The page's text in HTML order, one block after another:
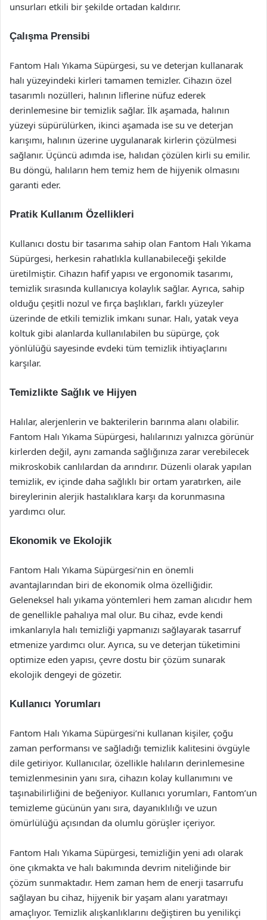
unsurları etkili bir şekilde ortadan kaldırır.
Çalışma Prensibi
Fantom Halı Yıkama Süpürgesi, su ve deterjan kullanarak
halı yüzeyindeki kirleri tamamen temizler. Cihazın özel
tasarımlı nozülleri, halının liflerine nüfuz ederek
derinlemesine bir temizlik sağlar. İlk aşamada, halının
yüzeyi süpürülürken, ikinci aşamada ise su ve deterjan
karışımı, halının üzerine uygulanarak kirlerin çözülmesi
sağlanır. Üçüncü adımda ise, halıdan çözülen kirli su emilir.
Bu döngü, halıların hem temiz hem de hijyenik olmasını
garanti eder.
Pratik Kullanım Özellikleri
Kullanıcı dostu bir tasarıma sahip olan Fantom Halı Yıkama
Süpürgesi, herkesin rahatlıkla kullanabileceği şekilde
üretilmiştir. Cihazın hafif yapısı ve ergonomik tasarımı,
temizlik sırasında kullanıcıya kolaylık sağlar. Ayrıca, sahip
olduğu çeşitli nozul ve fırça başlıkları, farklı yüzeyler
üzerinde de etkili temizlik imkanı sunar. Halı, yatak veya
koltuk gibi alanlarda kullanılabilen bu süpürge, çok
yönlülüğü sayesinde evdeki tüm temizlik ihtiyaçlarını
karşılar.
Temizlikte Sağlık ve Hijyen
Halılar, alerjenlerin ve bakterilerin barınma alanı olabilir.
Fantom Halı Yıkama Süpürgesi, halılarınızı yalnızca görünür
kirlerden değil, aynı zamanda sağlığınıza zarar verebilecek
mikroskobik canlılardan da arındırır. Düzenli olarak yapılan
temizlik, ev içinde daha sağlıklı bir ortam yaratırken, aile
bireylerinin alerjik hastalıklara karşı da korunmasına
yardımcı olur.
Ekonomik ve Ekolojik
Fantom Halı Yıkama Süpürgesi’nin en önemli
avantajlarından biri de ekonomik olma özelliğidir.
Geleneksel halı yıkama yöntemleri hem zaman alıcıdır hem
de genellikle pahalıya mal olur. Bu cihaz, evde kendi
imkanlarıyla halı temizliği yapmanızı sağlayarak tasarruf
etmenize yardımcı olur. Ayrıca, su ve deterjan tüketimini
optimize eden yapısı, çevre dostu bir çözüm sunarak
ekolojik dengeyi de gözetir.
Kullanıcı Yorumları
Fantom Halı Yıkama Süpürgesi’ni kullanan kişiler, çoğu
zaman performansı ve sağladığı temizlik kalitesini övgüyle
dile getiriyor. Kullanıcılar, özellikle halıların derinlemesine
temizlenmesinin yanı sıra, cihazın kolay kullanımını ve
taşınabilirliğini de beğeniyor. Kullanıcı yorumları, Fantom’un
temizleme gücünün yanı sıra, dayanıklılığı ve uzun
ömürlülüğü açısından da olumlu görüşler içeriyor.
Fantom Halı Yıkama Süpürgesi, temizliğin yeni adı olarak
öne çıkmakta ve halı bakımında devrim niteliğinde bir
çözüm sunmaktadır. Hem zaman hem de enerji tasarrufu
sağlayan bu cihaz, hijyenik bir yaşam alanı yaratmayı
amaçlıyor. Temizlik alışkanlıklarını değiştiren bu yenilikçi